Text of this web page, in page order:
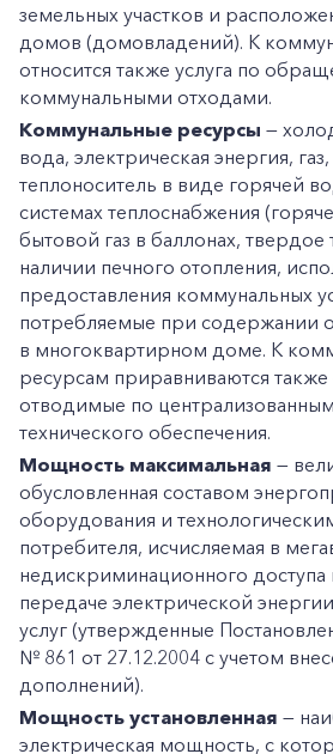
земельных участков и
домов (домовладений). К
относится также услуга по
коммунальными отходами.
Коммунальные ресурсы —
вода, электрическая энергия,
теплоноситель в виде горячей
системах теплоснабжения
бытовой газ в баллонах,
наличии печного отопления,
предоставления коммунальных
потребляемые при содержании
в многоквартирном доме. К
ресурсам приравниваются
отводимые по
технического обеспечения.
Мощность максимальная —
обусловленная составом
оборудования и
потребителя, исчисляемая в
недискриминационного доступа
передаче электрической
услуг (утвержденные
№ 861 от 27.12.2004 с учетом
дополнений).
Мощность установленная —
электрическая мощность, с